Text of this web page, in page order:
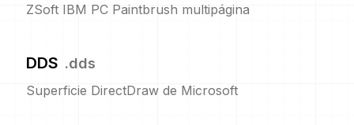
ZSoft IBM PC Paintbrush multipágina
DDS .dds
Superficie DirectDraw de Microsoft